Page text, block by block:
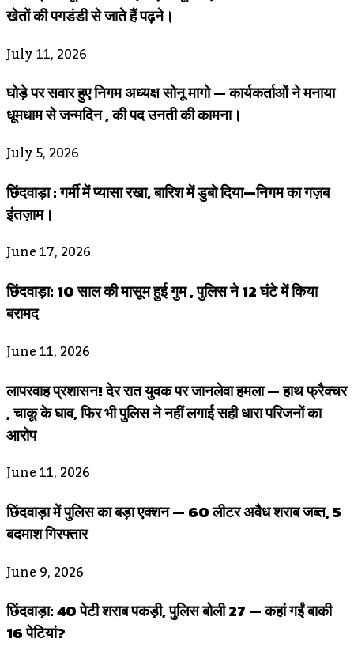
खेतों की पगडंडी से जाते हैं पढ़ने।
July 11, 2026
घोड़े पर सवार हुए निगम अध्यक्ष सोनू मागो — कार्यकर्ताओं ने मनाया
धूमधाम से जन्मदिन , की पद उनती की कामना।
July 5, 2026
छिंदवाड़ा : गर्मी में प्यासा रखा, बारिश में डुबो दिया—निगम का गज़ब
इंतज़ाम।
June 17, 2026
छिंदवाड़ा: 10 साल की मासूम हुई गुम , पुलिस ने 12 घंटे में किया
बरामद
June 11, 2026
लापरवाह प्रशासन! देर रात युवक पर जानलेवा हमला — हाथ फ्रैक्चर
, चाकू के घाव, फिर भी पुलिस ने नहीं लगाई सही धारा परिजनों का
आरोप
June 11, 2026
छिंदवाड़ा में पुलिस का बड़ा एक्शन — 60 लीटर अवैध शराब जब्त, 5
बदमाश गिरफ्तार
June 9, 2026
छिंदवाड़ा: 40 पेटी शराब पकड़ी, पुलिस बोली 27 — कहां गईं बाकी
16 पेटियां?